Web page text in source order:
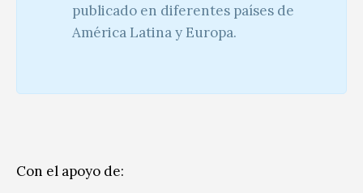
publicado en diferentes países de
América Latina y Europa.
Con el apoyo de: